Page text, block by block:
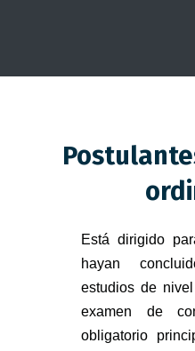
Está dirigido
hayan
estudios de
examen de
obligatorio